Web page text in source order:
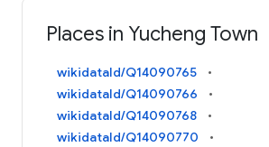
Places in Yucheng Town
wikidataId/Q14090765
wikidataId/Q14090766
wikidataId/Q14090768
wikidataId/Q14090770